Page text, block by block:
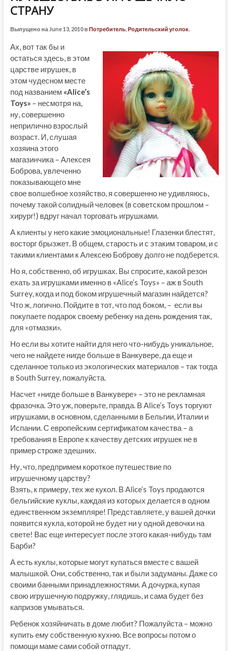
СТРАНУ
Выпущено на June 13, 2010 вПотребитель, Родительский уголок.
Ах, вот так бы и
остаться здесь, в этом
царстве игрушек, в
этом чудесном месте
под названием «Alice’s
Toys»– несмотря на,
ну, совершенно
неприлично взрослый
возраст. И, слушая
хозяина этого
магазинчика – Алексея
Боброва, увлеченно
показывающего мне
свое волшебное хозяйство, я совершенно не удивляюсь,
почему такой солидный человек (в советском прошлом –
хирург!) вдруг начал торговать игрушками.
А клиенты у него какие эмоциональные! Глазенки блестят,
восторг брызжет. В общем, старость и с этаким товаром, и с
такими клиентами к Алексею Боброву долго не подберется.
Но я, собственно, об игрушках. Вы спросите, какой резон
ехать за игрушками именно в «Alice’s Toys» – аж в South
Surrey, когда и под боком игрушечный магазин найдется?
Что ж, логично. Пойдите в тот, что под боком, – если вы
покупаете подарок своему ребенку на день рождения так,
для «отмазки».
Но если вы хотите найти для него что-нибудь уникальное,
чего не найдете нигде больше в Ванкувере, да еще и
сделанное только из экологических материалов – так тогда
в South Surrey, пожалуйста.
Насчет «нигде больше в Ванкувере» – это не рекламная
фразочка. Это уж, поверьте, правда. В Alice’s Toys торгуют
игрушками, в основном, сделанными в Бельгии, Италии и
Испании. С европейским сертификатом качества – а
требования в Европе к качеству детских игрушек не в
пример строже здешних.
Ну, что, предпримем короткое путешествие по
игрушечному царству?
Взять, к примеру, тех же кукол. В Alice’s Toys продаются
бельгийские куклы, каждая из которых делается в одном
единственном экземпляре! Представляете, у вашей дочки
появится кукла, которой не будет ни у одной девочки на
свете! Вас еще интересует после этого какая-нибудь там
Барби?
А есть куклы, которые могут купаться вместе с вашей
малышкой. Они, собственно, так и были задуманы. Даже со
своими банными принадлежностями. А дочурка, купая
свою игрушечную подружку, глядишь, и сама будет без
капризов умываться.
Ребенок хозяйничать в доме любит? Пожалуйста – можно
купить ему собственную кухню. Все вопросы потом о
помощи маме сами собой отпадут.